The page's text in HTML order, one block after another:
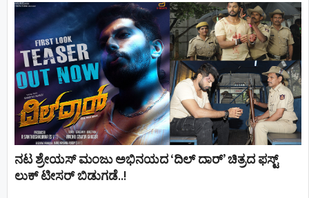
ನಟ ಶ್ರೇಯಸ್ ಮಂಜು ಅಭಿನಯದ ‘ದಿಲ್ ದಾರ್’ ಚಿತ್ರದ ಫಸ್ಟ್
ಲುಕ್ ಟೀಸರ್ ಬಿಡುಗಡೆ..!